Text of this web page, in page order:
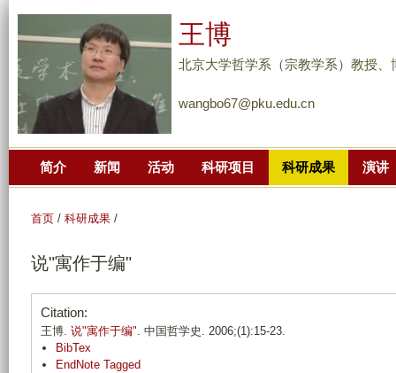
到
主
要
王博
北京大学哲学系（宗教学系）教授、
wangbo67@pku.edu.cn
简介 新闻 活动 科研项目 科研成果 演讲
首页 / 科研成果 /
说"寓作于编"
Citation:
王博. 说"寓作于编". 中国哲学史. 2006;(1):15-23.
BibTex
EndNote Tagged